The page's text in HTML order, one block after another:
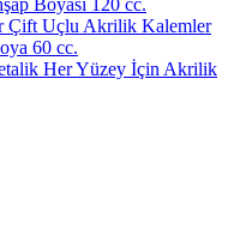
Boyası 120 cc.
Çift Uçlu Akrilik Kalemler
60 cc.
Her Yüzey İçin Akrilik